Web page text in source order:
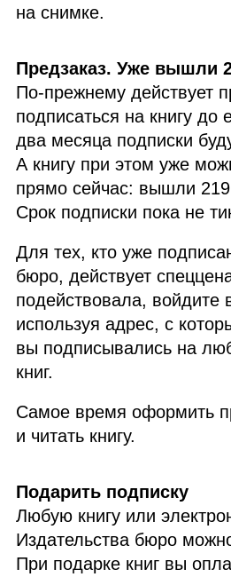
на снимке.
Предзаказ. Уже вышли
По‑прежнему действует
подписаться на книгу до
два месяца подписки
А книгу при этом уже
прямо сейчас: вышли 219
Срок подписки пока не
Для тех, кто уже
бюро, действует
подействовала, войдите
используя адрес, с
вы подписывались на
книг.
Самое время оформить
и читать книгу.
Подарить подписку
Любую книгу или
Издательства бюро
При подарке книг вы